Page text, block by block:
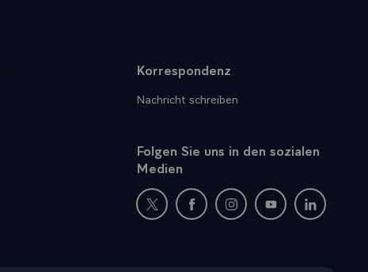
Korrespondenz
Nachricht schreiben
Folgen Sie uns in den sozialen
Medien
Neues Fenster : Besuchen Sie uns auf
Neues Fenster : Besuchen Sie
Neues Fenster :
Neues Fenster :
Neues